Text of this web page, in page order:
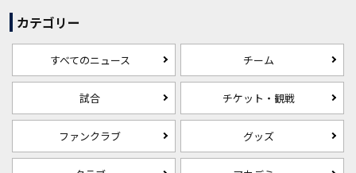
カテゴリー
すべてのニュース チーム
試合 チケット・観戦
ファンクラブ グッズ